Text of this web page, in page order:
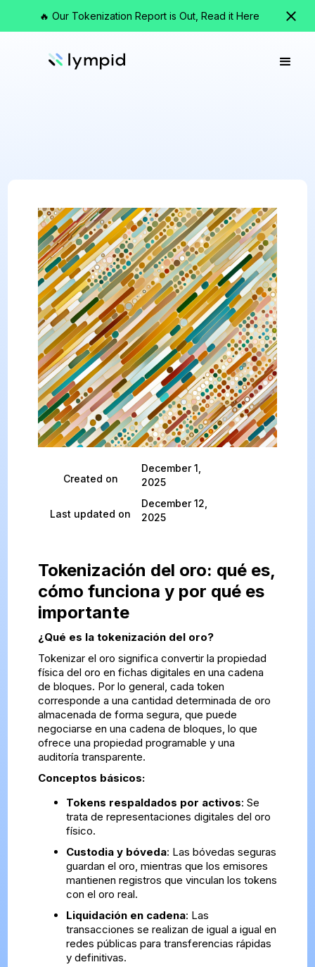
🔥 Our Tokenization Report is Out, Read it Here
Created on
December 1,
2025
Last updated on
December 12,
2025
Tokenización del oro: qué es,
cómo funciona y por qué es
importante
¿Qué es la tokenización del oro?
Tokenizar el oro significa convertir la propiedad
física del oro en fichas digitales en una cadena
de bloques. Por lo general, cada token
corresponde a una cantidad determinada de oro
almacenada de forma segura, que puede
negociarse en una cadena de bloques, lo que
ofrece una propiedad programable y una
auditoría transparente.
Conceptos básicos:
Tokens respaldados por activos: Se
trata de representaciones digitales del oro
físico.
Custodia y bóveda: Las bóvedas seguras
guardan el oro, mientras que los emisores
mantienen registros que vinculan los tokens
con el oro real.
Liquidación en cadena: Las
transacciones se realizan de igual a igual en
redes públicas para transferencias rápidas
y definitivas.